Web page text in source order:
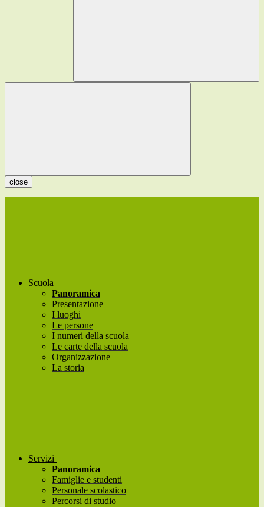
close
Scuola
Panoramica
Presentazione
I luoghi
Le persone
I numeri della scuola
Le carte della scuola
Organizzazione
La storia
Servizi
Panoramica
Famiglie e studenti
Personale scolastico
Percorsi di studio